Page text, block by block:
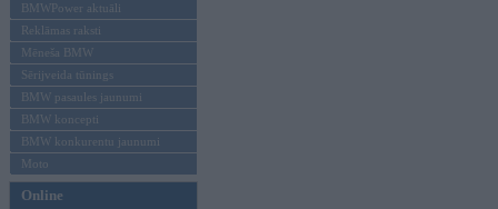
BMWPower aktuāli
Reklāmas raksti
Mēneša BMW
Sērijveida tūnings
BMW pasaules jaunumi
BMW koncepti
BMW konkurentu jaunumi
Moto
Online